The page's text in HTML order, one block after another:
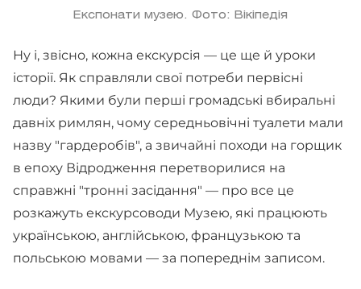
Експонати музею. Фото: Вікіпедія
Ну і, звісно, кожна екскурсія — це ще й уроки
історії. Як справляли свої потреби первісні
люди? Якими були перші громадські вбиральні
давніх римлян, чому середньовічні туалети мали
назву "гардеробів", а звичайні походи на горщик
в епоху Відродження перетворилися на
справжні "тронні засідання" — про все це
розкажуть екскурсоводи Музею, які працюють
українською, англійською, французькою та
польською мовами — за попереднім записом.